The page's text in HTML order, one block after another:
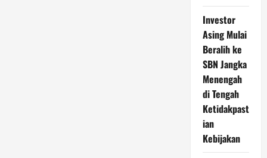
Investor
Asing Mulai
Beralih ke
SBN Jangka
Menengah
di Tengah
Ketidakpast
ian
Kebijakan